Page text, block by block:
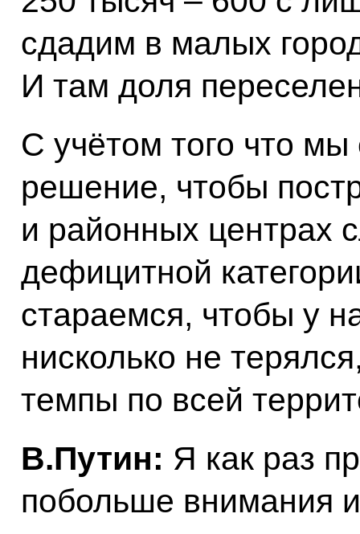
сдадим в малых
И там доля
С учётом того что
решение, чтобы
и районных центрах
дефицитной
стараемся, чтобы у
нисколько не
темпы по всей
В.Путин: Я как раз
побольше внимания